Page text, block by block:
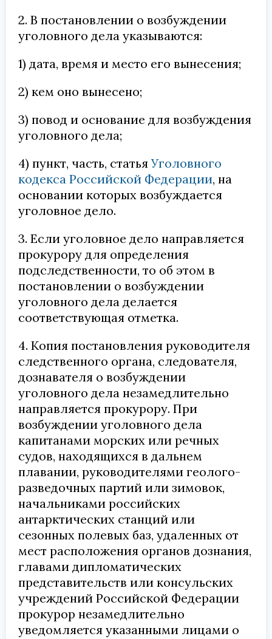
2. В постановлении о возбуждении
уголовного дела указываются:
1) дата, время и место его вынесения;
2) кем оно вынесено;
3) повод и основание для возбуждения
уголовного дела;
4) пункт, часть, статьяУголовного
кодекса Российской Федерации, на
основании которых возбуждается
уголовное дело.
3. Если уголовное дело направляется
прокурору для определения
подследственности, то об этом в
постановлении о возбуждении
уголовного дела делается
соответствующая отметка.
4. Копия постановления руководителя
следственного органа, следователя,
дознавателя о возбуждении
уголовного дела незамедлительно
направляется прокурору. При
возбуждении уголовного дела
капитанами морских или речных
судов, находящихся в дальнем
плавании, руководителями геолого-
разведочных партий или зимовок,
начальниками российских
антарктических станций или
сезонных полевых баз, удаленных от
мест расположения органов дознания,
главами дипломатических
представительств или консульских
учреждений Российской Федерации
прокурор незамедлительно
уведомляется указанными лицами о